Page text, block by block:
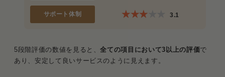
サポート体制 3.1
5段階評価の数値を見ると、全ての項目において3以上の評価で
あり、安定して良いサービスのように見えます。